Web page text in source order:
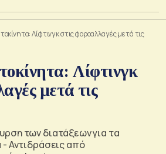
Λίφτινγκ στις φοροαλλαγές μετά τις
Λίφτινγκ
μετά τις
των διατάξεων για τα
- Αντιδράσεις από